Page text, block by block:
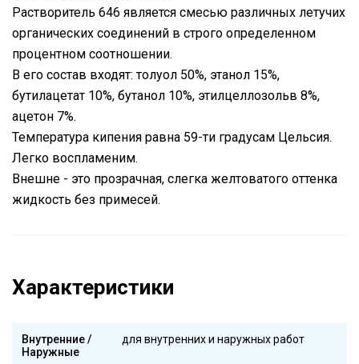
Растворитель 646 является смесью различных летучих
органических соединений в строго определенном
процентном соотношении.
В его состав входят: толуол 50%, этанол 15%,
бутилацетат 10%, бутанол 10%, этилцеллозольв 8%,
ацетон 7%.
Температура кипения равна 59-ти градусам Цельсия.
Легко воспламеним.
Внешне - это прозрачная, слегка желтоватого оттенка
жидкость без примесей.
Характеристики
Внутренние /
Наружные
для внутренних и наружных работ